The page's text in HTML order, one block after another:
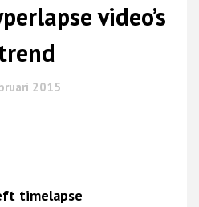
video’s
2015
timelapse